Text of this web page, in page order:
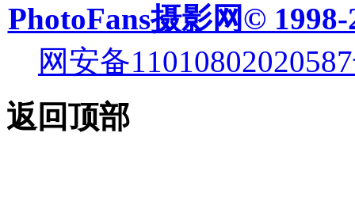
PhotoFans摄影网© 1998-
网安备
返回顶部